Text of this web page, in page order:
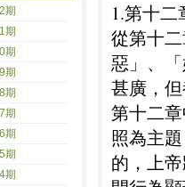
1.第十二
從第十
惡」、
甚廣，
第十二
照為主
的，上
期
期
期
期
期
期
期
期
期